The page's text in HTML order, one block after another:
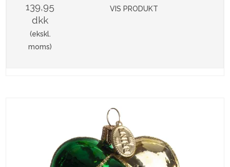
139,95
dkk
(ekskl.
moms)
VIS PRODUKT